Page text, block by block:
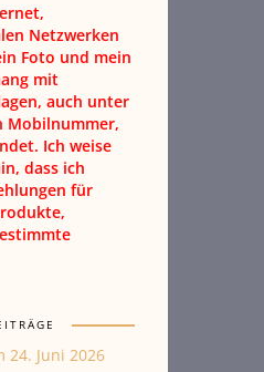
Netzwerken
Foto und mein
mit
auch unter
Mobilnummer,
Ich weise
dass ich
für
24. Juni 2026